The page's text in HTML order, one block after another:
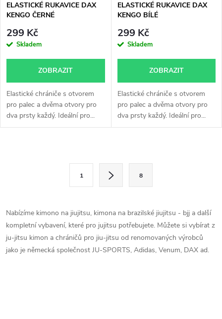
ELASTICKÉ RUKAVICE DAX
KENGO ČERNÉ
299 Kč
Skladem
ZOBRAZIT
Elastické chrániče s otvorem
pro palec a dvěma otvory pro
dva prsty každý. Ideální pro...
ELASTICKÉ RUKAVICE DAX
KENGO BÍLÉ
299 Kč
Skladem
ZOBRAZIT
Elastické chrániče s otvorem
pro palec a dvěma otvory pro
dva prsty každý. Ideální pro...
á
d
a
á
n
k
o
1 8
Nabízíme kimono na jiujitsu, kimona na brazilské jiujitsu - bjj a další
kompletní vybavení, které pro jujitsu potřebujete. Můžete si vybírat z
ju-jitsu kimon a chráničů pro jiu-jitsu od renomovaných výrobců
jako je německá společnost JU-SPORTS, Adidas, Venum, DAX ad.